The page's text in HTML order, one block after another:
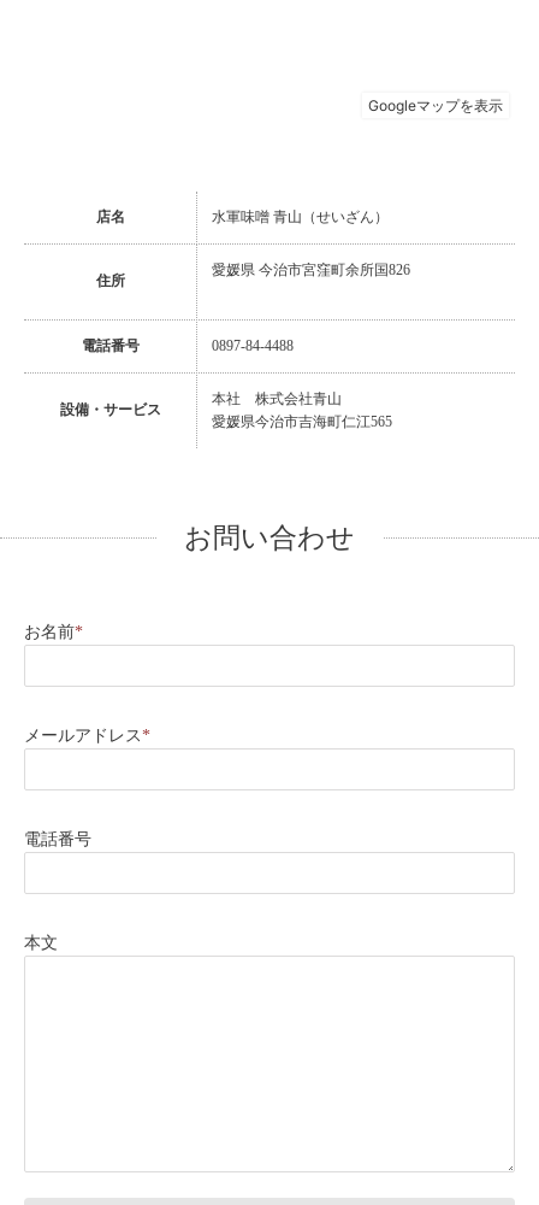
店名 水軍味噌 青山（せいざん）
住所
愛媛県 今治市宮窪町余所国826
電話番号 0897-84-4488
設備・サービス
本社 株式会社青山
愛媛県今治市吉海町仁江565
お問い合わせ
お名前*
メールアドレス*
電話番号
本文